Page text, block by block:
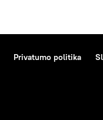
Privatumo politika